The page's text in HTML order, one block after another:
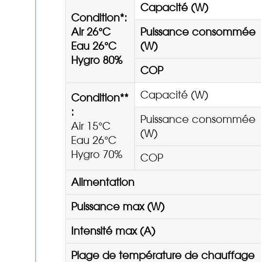
Condition*:
Air 26°C
Eau 26°C
Hygro 80%
Capacité (W)
Puissance consommée
(W)
COP
Condition**
:
Air 15°C
Eau 26°C
Hygro 70%
Capacité (W)
Puissance consommée
(W)
COP
Alimentation
Puissance max (W)
Intensité max (A)
Plage de température de chauffage